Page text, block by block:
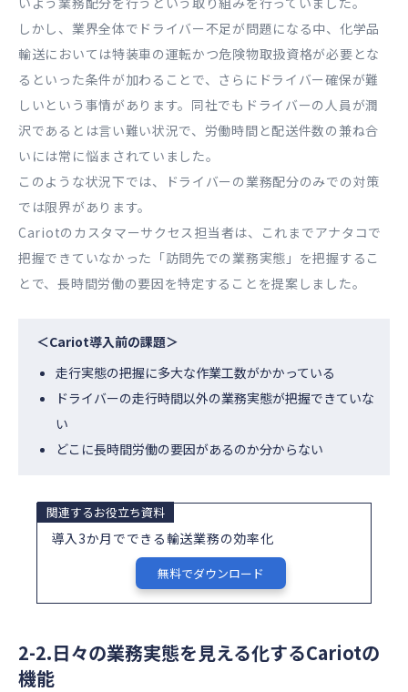
しかし、業界全体でドライバー不足が問題になる中、化学品
輸送においては特装車の運転かつ危険物取扱資格が必要とな
るといった条件が加わることで、さらにドライバー確保が難
しいという事情があります。同社でもドライバーの人員が潤
沢であるとは言い難い状況で、労働時間と配送件数の兼ね合
いには常に悩まされていました。
このような状況下では、ドライバーの業務配分のみでの対策
では限界があります。
Cariotのカスタマーサクセス担当者は、これまでアナタコで
把握できていなかった「訪問先での業務実態」を把握するこ
とで、長時間労働の要因を特定することを提案しました。
＜Cariot導入前の課題＞
走行実態の把握に多大な作業工数がかかっている
ドライバーの走行時間以外の業務実態が把握できていな
い
どこに長時間労働の要因があるのか分からない
関連するお役立ち資料
導入3か月でできる輸送業務の効率化
無料でダウンロード
2-2.日々の業務実態を見える化するCariotの
機能